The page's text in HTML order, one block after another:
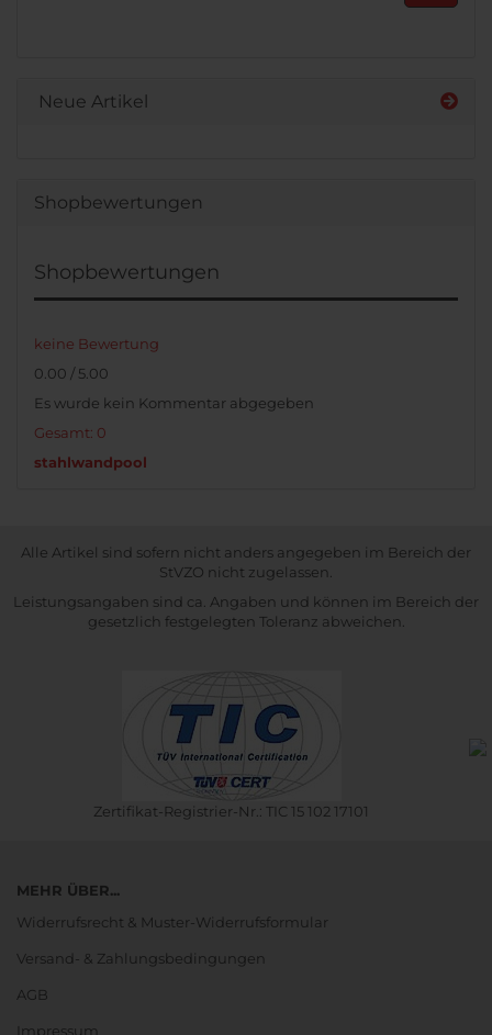
Neue Artikel
Shopbewertungen
Shopbewertungen
keine Bewertung
0.00 / 5.00
Es wurde kein Kommentar abgegeben
Gesamt: 0
stahlwandpool
Alle Artikel sind sofern nicht anders angegeben im Bereich der
StVZO nicht zugelassen.
Leistungsangaben sind ca. Angaben und können im Bereich der
gesetzlich festgelegten Toleranz abweichen.
Zertifikat-Registrier-Nr.: TIC 15 102 17101
MEHR ÜBER...
Widerrufsrecht & Muster-Widerrufsformular
Versand- & Zahlungsbedingungen
AGB
Impressum